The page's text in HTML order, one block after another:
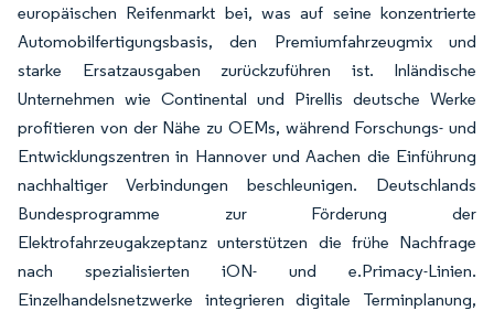
europäischen Reifenmarkt bei, was auf seine konzentrierte
Automobilfertigungsbasis, den Premiumfahrzeugmix und
starke Ersatzausgaben zurückzuführen ist. Inländische
Unternehmen wie Continental und Pirellis deutsche Werke
profitieren von der Nähe zu OEMs, während Forschungs- und
Entwicklungszentren in Hannover und Aachen die Einführung
nachhaltiger Verbindungen beschleunigen. Deutschlands
Bundesprogramme zur Förderung der
Elektrofahrzeugakzeptanz unterstützen die frühe Nachfrage
nach spezialisierten iON- und e.Primacy-Linien.
Einzelhandelsnetzwerke integrieren digitale Terminplanung,